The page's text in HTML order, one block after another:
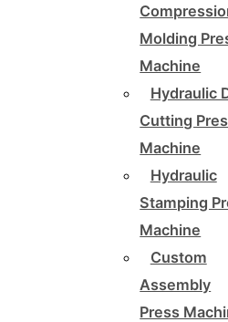
Molding
Machine
Hydraulic
Cutting
Machine
Hydraulic
Stamping
Machine
Custom
Assembly
Press